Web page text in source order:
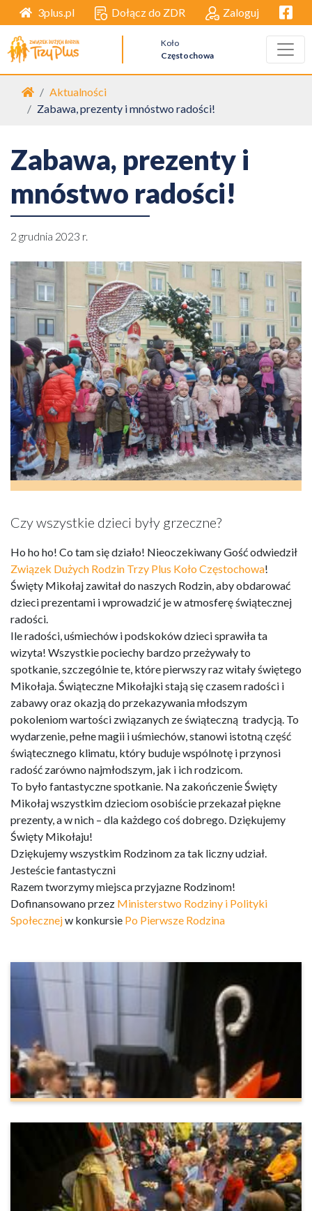
3plus.pl Dołącz do ZDR Zaloguj
Koło
Częstochowa
Strona główna
Aktualności
Zabawa, prezenty i mnóstwo radości!
Zabawa, prezenty i
mnóstwo radości!
2 grudnia 2023 r.
Czy wszystkie dzieci były grzeczne?
Ho ho ho! Co tam się działo! Nieoczekiwany Gość odwiedził
Związek Dużych Rodzin Trzy Plus Koło Częstochowa!
Święty Mikołaj zawitał do naszych Rodzin, aby obdarować
dzieci prezentami i wprowadzić je w atmosferę świątecznej
radości.
Ile radości, uśmiechów i podskoków dzieci sprawiła ta
wizyta! Wszystkie pociechy bardzo przeżywały to
spotkanie, szczególnie te, które pierwszy raz witały świętego
Mikołaja. Świąteczne Mikołajki stają się czasem radości i
zabawy oraz okazją do przekazywania młodszym
pokoleniom wartości związanych ze świąteczną tradycją. To
wydarzenie, pełne magii i uśmiechów, stanowi istotną część
świątecznego klimatu, który buduje wspólnotę i przynosi
radość zarówno najmłodszym, jak i ich rodzicom.
To było fantastyczne spotkanie. Na zakończenie Święty
Mikołaj wszystkim dzieciom osobiście przekazał piękne
prezenty, a w nich – dla każdego coś dobrego. Dziękujemy
Święty Mikołaju!
Dziękujemy wszystkim Rodzinom za tak liczny udział.
Jesteście fantastyczni
Razem tworzymy miejsca przyjazne Rodzinom!
Dofinansowano przez Ministerstwo Rodziny i Polityki
Społecznejw konkursie Po Pierwsze Rodzina